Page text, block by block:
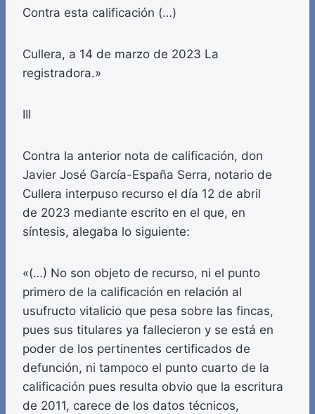
Contra esta calificación (…)
Cullera, a 14 de marzo de 2023 La
registradora.»
III
Contra la anterior nota de calificación, don
Javier José García-España Serra, notario de
Cullera interpuso recurso el día 12 de abril
de 2023 mediante escrito en el que, en
síntesis, alegaba lo siguiente:
«(…) No son objeto de recurso, ni el punto
primero de la calificación en relación al
usufructo vitalicio que pesa sobre las fincas,
pues sus titulares ya fallecieron y se está en
poder de los pertinentes certificados de
defunción, ni tampoco el punto cuarto de la
calificación pues resulta obvio que la escritura
de 2011, carece de los datos técnicos,